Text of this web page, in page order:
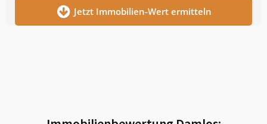
Jetzt Immobilien-Wert ermitteln